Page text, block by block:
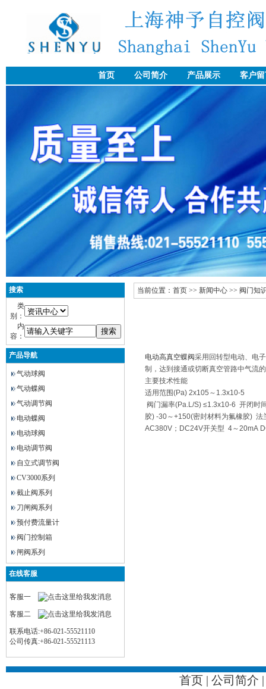
首页 公司简介 产品展示 客户留
搜索
类
别：
内
容：
产品导航
气动球阀
气动蝶阀
气动调节阀
电动蝶阀
电动球阀
电动调节阀
自立式调节阀
CV3000系列
截止阀系列
刀闸阀系列
预付费流量计
阀门控制箱
闸阀系列
在线客服
客服一
客服二
联系电话:+86-021-55521110
公司传真:+86-021-55521113
当前位置： 首页 >> 新闻中心 >> 阀门知
电动高真空蝶阀采用回转型电动、电
制，达到接通或切断真空管路中气流
主要技术性能
适用范围(Pa) 2x105～1.3x10-5
阀门漏率(Pa.L/S) ≤1.3x10-6 开闭时
胶) -30～+150(密封材料为氟橡胶)
AC380V；DC24V开关型 4～20mA
首页 | 公司简介